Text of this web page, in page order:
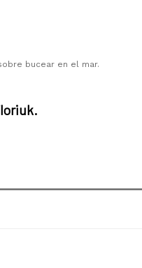
bucear en el mar.